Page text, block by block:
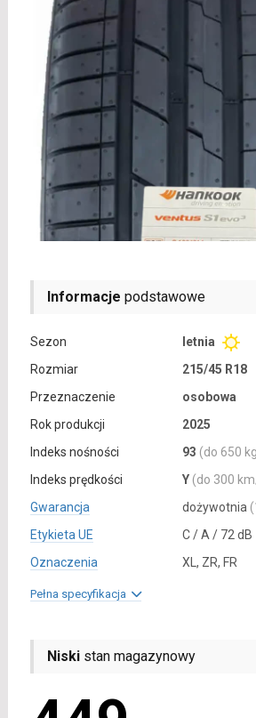
Informacje podstawowe
Sezon
letnia
Rozmiar
215/45 R18
Przeznaczenie
osobowa
Rok produkcji
2025
Indeks nośności
93 (do 650
Indeks prędkości
Y (do 300
Gwarancja
dożywotnia
Etykieta UE
C / A / 72 dB
Oznaczenia
XL, ZR, FR
Pełna specyfikacja
Niskistan magazynowy